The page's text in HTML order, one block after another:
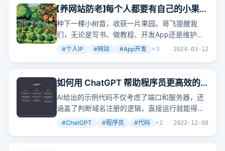
呢？其实，只需做到以下三点，你的网站流量和
询盘量就会蹭蹭上涨！
【养网站防老】每个人都要有自己的小果
园，今天请为你的果园种下第一棵小树
苗吧
种下一棵小树苗，收获一片果园。哥飞提醒我
们，无论是写书、做教程、开发App还是维护个
人IP，都是在为自己的未来种下希望。
#个人IP #网站 #App开发 +3 2024-03-12
如何用 ChatGPT 帮助程序员更高效的
写出更好的代码？
AI给出的示例代码不仅考虑了端口和服务器，还
涵盖了判断域名注册的逻辑，直接运行就能得到
结果。这不禁让人惊叹，曾经需要大量搜索和资
#ChatGPT #程序员 #代码 +2 2022-12-08